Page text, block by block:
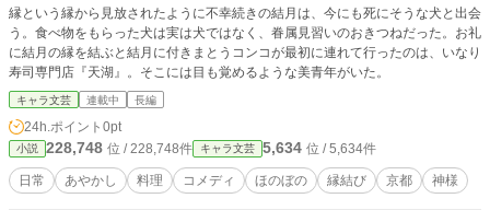
縁という縁から見放されたように不幸続きの結月は、今にも死にそうな犬と出会
う。食べ物をもらった犬は実は犬ではなく、眷属見習いのおきつねだった。お礼
に結月の縁を結ぶと結月に付きまとうコンコが最初に連れて行ったのは、いなり
寿司専門店『天湖』。そこには目も覚めるような美青年がいた。
キャラ文芸 連載中 長編
24h.ポイント 0pt
小説 228,748 位 / 228,748件 キャラ文芸 5,634 位 / 5,634件
日常 あやかし 料理 コメディ ほのぼの 縁結び 京都 神様